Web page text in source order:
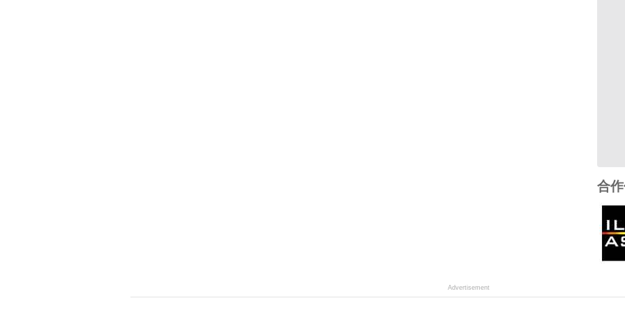
合
Advertisement